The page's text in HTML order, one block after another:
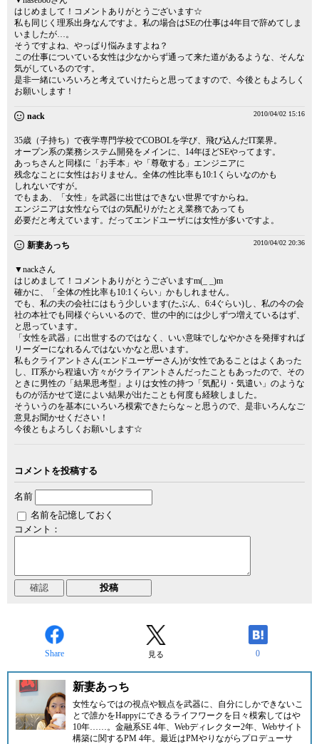
はじめまして！コメントありがとうございます☆
私も同じく理系出身なんですよ。私の場合はSEの仕事は4年目で辞めてしま
いましたが…。
そうですよね、やっぱり悩みますよね？
この仕事についている女性は少なからず通って来た道があるような、そんな
気がしているのです。
是非一緒にいろいろと考えていけたらと思ってますので、今後ともよろしく
お願いします！
nack 2010/04/02 15:16
35歳（子持ち）で夜学専門学校でCOBOLを学び、飛び込んだIT業界。
オープン系の業務システム開発をメインに、14年ほどSEやってます。
あっちさんと同様に「お手本」や「尊敬する」エンジニアに
残念なことに女性はおりません。全体の性比率も10:1くらいなのかも
しれないですが。
でもまあ、「女性」を武器に出世はできない世界ですからね。
エンジニアは女性ならではの気配りがたとえ業務であっても
必要だと考えています。だってエンドユーザには女性が多いですよ。
新妻あっち 2010/04/02 20:36
▼nackさん
はじめまして！コメントありがとうございますm(_ _)m
確かに、「全体の性比率も10:1くらい」かもしれません。
でも、私の夫の会社にはもう少しいます(たぶん、6:4ぐらい)し、私の今の会
社の本社でも同様ぐらいいるので、世の中的には少しずつ増えているはず、
と思っています。
「女性を武器」に出世するのではなく、いい意味でしなやかさを発揮すれば
リーダーになれるんではないかなと思います。
私もクライアントさん(エンドユーザーさん)が女性であることはよくあった
し、IT系から程遠い方々がクライアントさんだったこともあったので、その
ときに男性の「結果思考型」よりは女性の持つ「気配り・気遣い」のような
ものが活かせて逆によい結果が出たことも何度も経験しました。
そういうのを基本にいろいろ模索できたらな～と思うので、是非いろんなご
意見お聞かせください！
今後ともよろしくお願いします☆
コメントを投稿する
名前
名前を記憶しておく
コメント：
Share 見る 0
新妻あっち
女性ならではの視点や観点を武器に、自分にしかできないこ
とで誰かをHappyにできるライフワークを日々模索してはや
10年……。金融系SE 4年、Webディレクター2年、Webサイト
構築に関するPM 4年。最近はPMやりながらプロデューサ